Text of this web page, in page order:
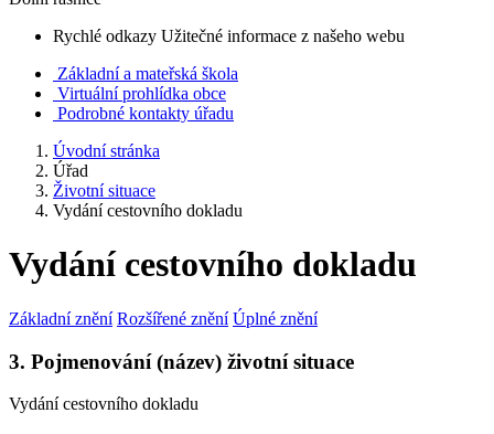
Rychlé odkazy Užitečné informace z našeho webu
Základní a mateřská škola
Virtuální prohlídka obce
Podrobné kontakty úřadu
Úvodní stránka
Úřad
Životní situace
Vydání cestovního dokladu
Vydání cestovního dokladu
Základní znění Rozšířené znění Úplné znění
3. Pojmenování (název) životní situace
Vydání cestovního dokladu